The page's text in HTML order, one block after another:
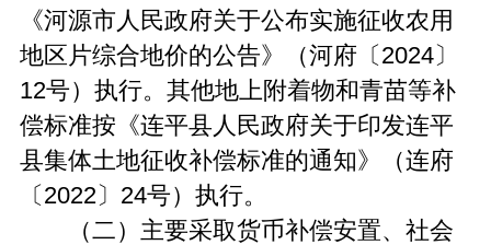
《河源市人民政府关于公布实施征收农用
地区片综合地价的公告》（河府〔2024〕
12号）执行。其他地上附着物和青苗等补
偿标准按《连平县人民政府关于印发连平
县集体土地征收补偿标准的通知》（连府
〔2022〕24号）执行。
（二）主要采取货币补偿安置、社会